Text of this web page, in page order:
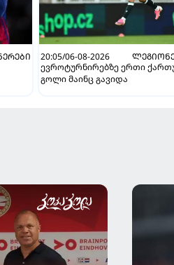
20:05/06-08-2026
ევროტურნირებზე ერთი
გოლი მაინც გავიდა